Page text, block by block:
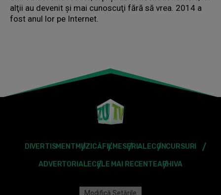
alţii au devenit şi mai cunoscuţi fără să vrea. 2014 a
fost anul lor pe Internet.
DIVERTISMENT MUZICĂFILMESERIALECONCURSURI
ADVERTORIALECELE MAI RECENTEARHIVA
Modifică Setările